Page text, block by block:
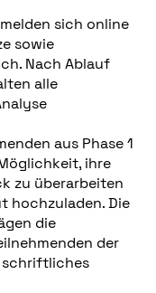
sich online
sowie
Nach Ablauf
alle
aus Phase 1
ihre
zu überarbeiten
hochzuladen. Die
die
der
schriftliches